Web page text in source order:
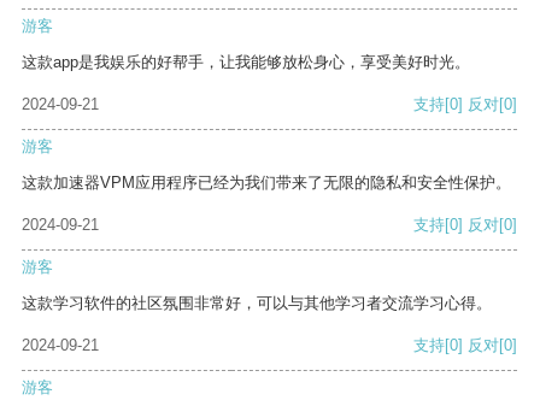
游客
这款app是我娱乐的好帮手，让我能够放松身心，享受美好时光。
2024-09-21 支持[0] 反对[0]
游客
这款加速器VPM应用程序已经为我们带来了无限的隐私和安全性保护。
2024-09-21 支持[0] 反对[0]
游客
这款学习软件的社区氛围非常好，可以与其他学习者交流学习心得。
2024-09-21 支持[0] 反对[0]
游客